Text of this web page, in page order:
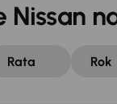
Rata Rok